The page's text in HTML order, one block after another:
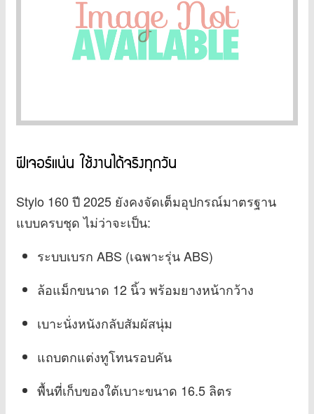
ฟีเจอร์แน่น ใช้งานได้จริงทุกวัน
Stylo 160 ปี 2025 ยังคงจัดเต็มอุปกรณ์มาตรฐาน
แบบครบชุด ไม่ว่าจะเป็น:
ระบบเบรก ABS (เฉพาะรุ่น ABS)
ล้อแม็กขนาด 12 นิ้ว พร้อมยางหน้ากว้าง
เบาะนั่งหนังกลับสัมผัสนุ่ม
แถบตกแต่งทูโทนรอบคัน
พื้นที่เก็บของใต้เบาะขนาด 16.5 ลิตร